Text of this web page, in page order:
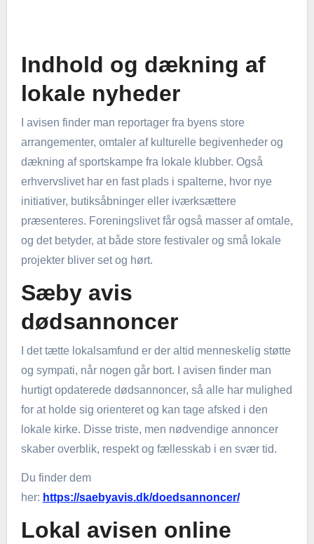
Indhold og dækning af
lokale nyheder
I avisen finder man reportager fra byens store
arrangementer, omtaler af kulturelle begivenheder og
dækning af sportskampe fra lokale klubber. Også
erhvervslivet har en fast plads i spalterne, hvor nye
initiativer, butiksåbninger eller iværksættere
præsenteres. Foreningslivet får også masser af omtale,
og det betyder, at både store festivaler og små lokale
projekter bliver set og hørt.
Sæby avis
dødsannoncer
I det tætte lokalsamfund er der altid menneskelig støtte
og sympati, når nogen går bort. I avisen finder man
hurtigt opdaterede dødsannoncer, så alle har mulighed
for at holde sig orienteret og kan tage afsked i den
lokale kirke. Disse triste, men nødvendige annoncer
skaber overblik, respekt og fællesskab i en svær tid.
Du finder dem
her: https://saebyavis.dk/doedsannoncer/
Lokal avisen online